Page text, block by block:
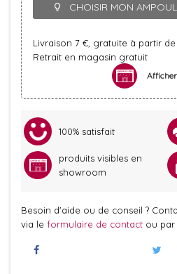
lightbulb_outline CHOISIR MON
Livraison 7 €, gratuite à partir
Retrait en magasin gratuit
100% satisfait
produits visibles en
showroom
Besoin d'aide ou de conseil ?
via le formulaire de contact ou